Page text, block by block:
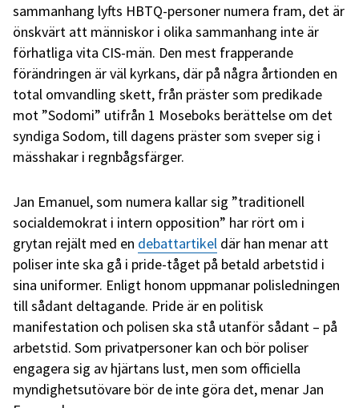
sammanhang lyfts HBTQ-personer numera fram, det är
önskvärt att människor i olika sammanhang inte är
förhatliga vita CIS-män. Den mest frapperande
förändringen är väl kyrkans, där på några årtionden en
total omvandling skett, från präster som predikade
mot ”Sodomi” utifrån 1 Moseboks berättelse om det
syndiga Sodom, till dagens präster som sveper sig i
mässhakar i regnbågsfärger.
Jan Emanuel, som numera kallar sig ”traditionell
socialdemokrat i intern opposition” har rört om i
grytan rejält med en debattartikel där han menar att
poliser inte ska gå i pride-tåget på betald arbetstid i
sina uniformer. Enligt honom uppmanar polisledningen
till sådant deltagande. Pride är en politisk
manifestation och polisen ska stå utanför sådant – på
arbetstid. Som privatpersoner kan och bör poliser
engagera sig av hjärtans lust, men som officiella
myndighetsutövare bör de inte göra det, menar Jan